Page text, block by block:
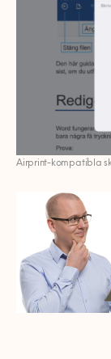
Airprint-kompatibla